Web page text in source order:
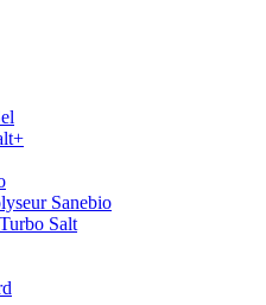
Sanebio
Salt